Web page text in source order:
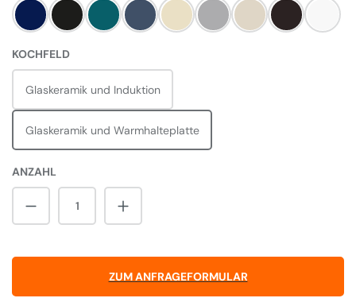
Dark BluePewter Salcombe BlueDartmouth Blue
Linen Pearl Ashes
Cream Black Weiß
KOCHFELDAUSWÄHLEN
Glaskeramik und Induktion
Glaskeramik und Warmhalteplatte
ANZAHL
Produkt Anzahl: Gib den gewünschten
ZUM ANFRAGEFORMULAR